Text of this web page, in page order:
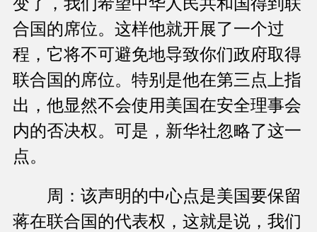
合国的席位。这样他就开展了一个过
程，它将不可避免地导致你们政府取得
联合国的席位。特别是他在第三点上指
出，他显然不会使用美国在安全理事会
内的否决权。可是，新华社忽略了这一
点。
周：该声明的中心点是美国要保留
蒋在联合国的代表权，这就是说，我们